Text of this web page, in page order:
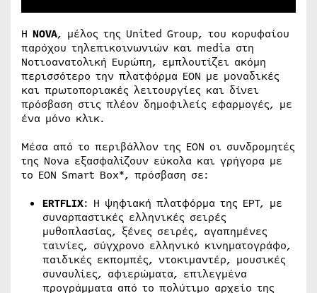
Η NOVA, μέλος της United Group, του κορυφαίου
παρόχου τηλεπικοινωνιών και media στη
Νοτιοανατολική Ευρώπη, εμπλουτίζει ακόμη
περισσότερο την πλατφόρμα EON με μοναδικές
και πρωτοποριακές λειτουργίες και δίνει
πρόσβαση στις πλέον δημοφιλείς εφαρμογές, με
ένα μόνο κλικ.
Μέσα από το περιβάλλον της ΕΟΝ οι συνδρομητές
της Nova εξασφαλίζουν εύκολα και γρήγορα με
το EON Smart Box*, πρόσβαση σε:
ERTFLIX: Η ψηφιακή πλατφόρμα της ΕΡΤ, με
συναρπαστικές ελληνικές σειρές
μυθοπλασίας, ξένες σειρές, αγαπημένες
ταινίες, σύγχρονο ελληνικό κινηματογράφο,
παιδικές εκπομπές, ντοκιμαντέρ, μουσικές
συναυλίες, αφιερώματα, επιλεγμένα
προγράμματα από το πολύτιμο αρχείο της